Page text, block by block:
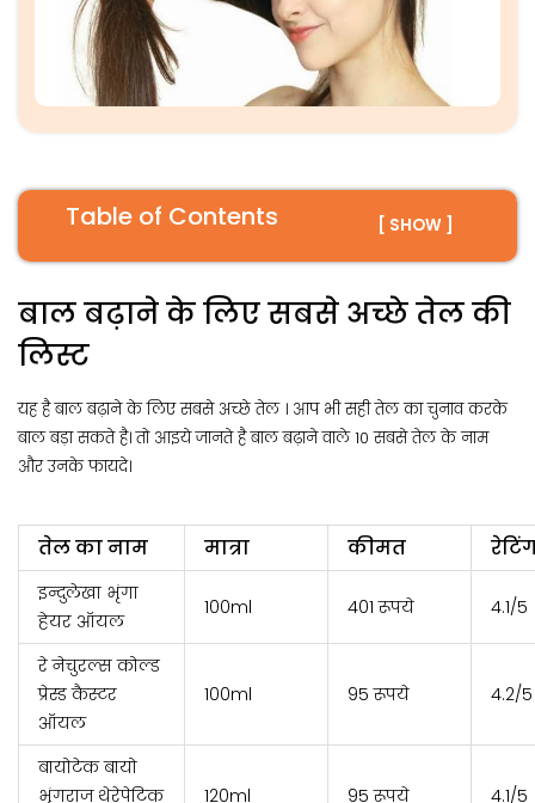
Table of Contents [ SHOW ]
बाल बढ़ाने के लिए सबसे अच्छे तेल की
लिस्ट
यह है बाल बढ़ाने के लिए सबसे अच्छे तेल । आप भी सही तेल का चुनाव करके
बाल बड़ा सकते है। तो आइये जानते है बाल बढ़ाने वाले 10 सबसे तेल के नाम
और उनके फायदे।
तेल का नाम मात्रा कीमत
इन्दुलेखा भृंगा
हेयर ऑयल
100ml 401 रूपये 4.1/5
रे नेचुरल्स कोल्ड
प्रेस्ड कैस्टर
ऑयल
100ml 95 रूपये 4.2/5
बायोटेक बायो
भृंगराज थेरेपेटिक
120ml 95 रूपये 4.1/5